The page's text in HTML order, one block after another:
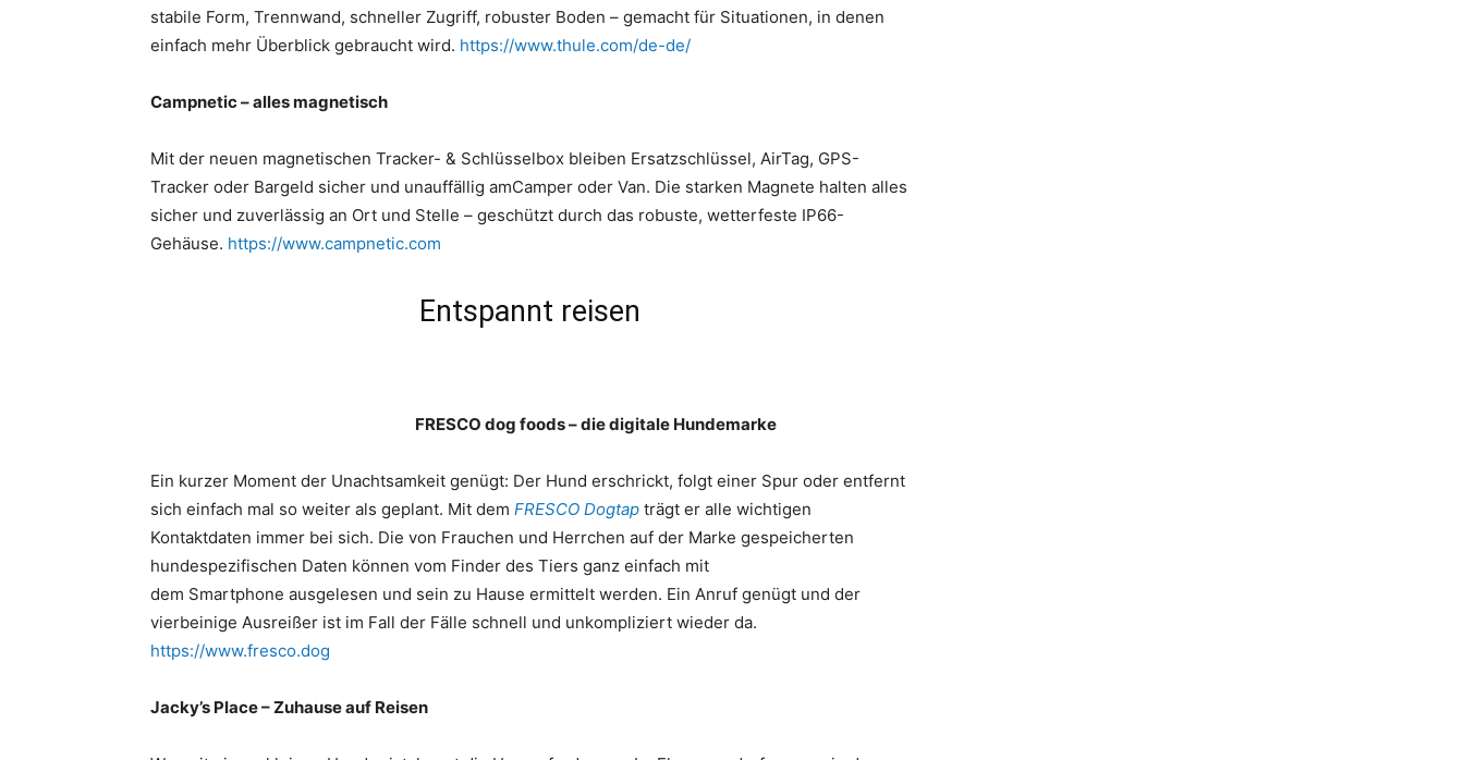
stabile Form, Trennwand, schneller Zugriff, robuster Boden – gemacht für Situationen, in denen
einfach mehr Überblick gebraucht wird. https://www.thule.com/de-de/
Campnetic – alles magnetisch
Mit der neuen magnetischen Tracker- & Schlüsselbox bleiben Ersatzschlüssel, AirTag, GPS-
Tracker oder Bargeld sicher und unauffällig amCamper oder Van. Die starken Magnete halten alles
sicher und zuverlässig an Ort und Stelle – geschützt durch das robuste, wetterfeste IP66-
Gehäuse. https://www.campnetic.com
Entspannt reisen
FRESCO dog foods – die digitale Hundemarke
Ein kurzer Moment der Unachtsamkeit genügt: Der Hund erschrickt, folgt einer Spur oder entfernt
sich einfach mal so weiter als geplant. Mit dem FRESCO Dogtap trägt er alle wichtigen
Kontaktdaten immer bei sich. Die von Frauchen und Herrchen auf der Marke gespeicherten
hundespezifischen Daten können vom Finder des Tiers ganz einfach mit
dem Smartphone ausgelesen und sein zu Hause ermittelt werden. Ein Anruf genügt und der
vierbeinige Ausreißer ist im Fall der Fälle schnell und unkompliziert wieder da.
https://www.fresco.dog
Jacky’s Place – Zuhause auf Reisen